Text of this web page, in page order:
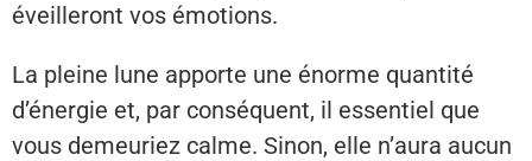
éveilleront vos émotions.
La pleine lune apporte une énorme quantité
d’énergie et, par conséquent, il essentiel que
vous demeuriez calme. Sinon, elle n’aura aucun